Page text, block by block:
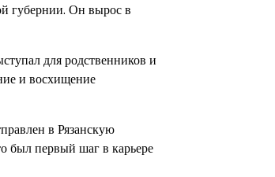
губернии. Он вырос в
для родственников и
и восхищение
в Рязанскую
был первый шаг в карьере